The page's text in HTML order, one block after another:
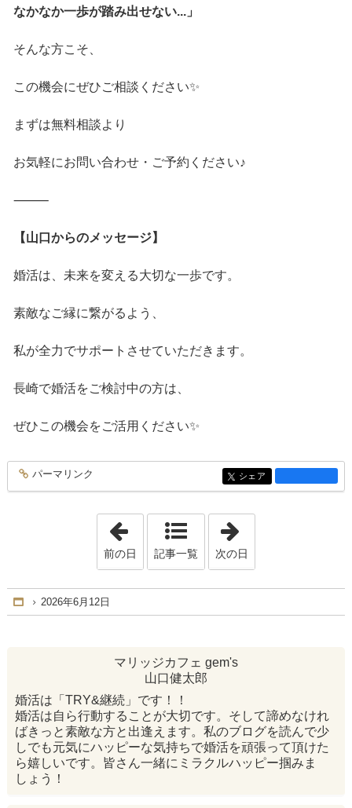
なかなか一歩が踏み出せない...」
そんな方こそ、
この機会にぜひご相談ください✨
まずは無料相談より
お気軽にお問い合わせ・ご予約ください♪
⸻
【山口からのメッセージ】
婚活は、未来を変える大切な一歩です。
素敵なご縁に繋がるよう、
私が全力でサポートさせていただきます。
長崎で婚活をご検討中の方は、
ぜひこの機会をご活用ください✨
entry3952
パーマリンク entry3952
シェア
「2026年6月10日」
前の日 記事一覧 次の日
Home
2026年6月12日
マリッジカフェ gem's
山口健太郎
婚活は「TRY&継続」です！！
婚活は自ら行動することが大切です。そして諦めなけれ
ばきっと素敵な方と出逢えます。私のブログを読んで少
しでも元気にハッピーな気持ちで婚活を頑張って頂けた
ら嬉しいです。皆さん一緒にミラクルハッピー掴みま
しょう！